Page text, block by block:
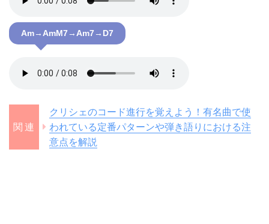
Am→AmM7→Am7→D7
クリシェのコード進行を覚えよう！有名曲で使
われている定番パターンや弾き語りにおける注
意点を解説